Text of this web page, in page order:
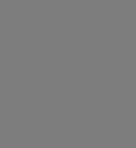
sociali e